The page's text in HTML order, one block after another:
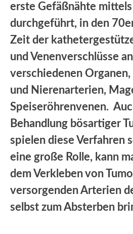
erste Gefäßnähte
durchgeführt, in den
Zeit der
und Venenverschlüsse an
verschiedenen
und Nierenarterien,
Speiseröhrenvenen.
Behandlung bösartiger
spielen diese Verfahren
eine große Rolle, kann
dem Verkleben von
versorgenden Arterien
selbst zum Absterben